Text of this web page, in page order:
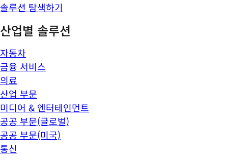
솔루션 탐색하기
산업별 솔루션
자동차
금융 서비스
의료
산업 부문
미디어 & 엔터테인먼트
공공 부문(글로벌)
공공 부문(미국)
통신